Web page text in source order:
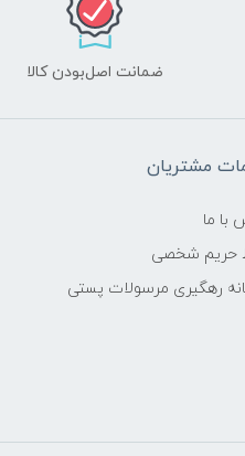
ضمانت اصل‌بودن کالا
مشتریان
با ما
حریم شخصی
رهگیری مرسولات پستی